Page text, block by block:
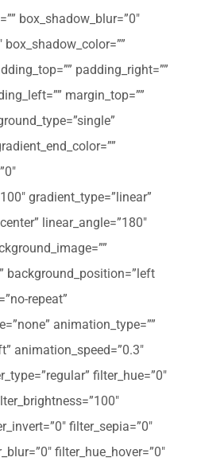
box_shadow_blur=”0″
box_shadow_color=””
padding_right=””
margin_top=””
gradient_type=”linear”
linear_angle=”180″
background_position=”left
repeat”
animation_type=””
animation_speed=”0.3″
filter_hue=”0″
filter_sepia=”0″
filter_hue_hover=”0″